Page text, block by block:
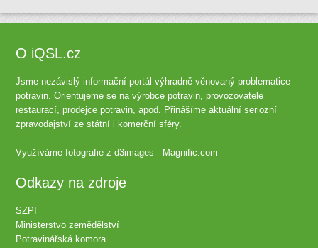
O iQSL.cz
Jsme nezávislý informační portál výhradně věnovaný problematice
potravin. Orientujeme se na výrobce potravin, provozovatele
restaurací, prodejce potravin, apod. Přinášíme aktuální seriozní
zpravodajství ze státní i komerční sféry.
Využíváme fotografie zd3images - Magnific.com
Odkazy na zdroje
SZPI
Ministerstvo zemědělství
Potravinářská komora